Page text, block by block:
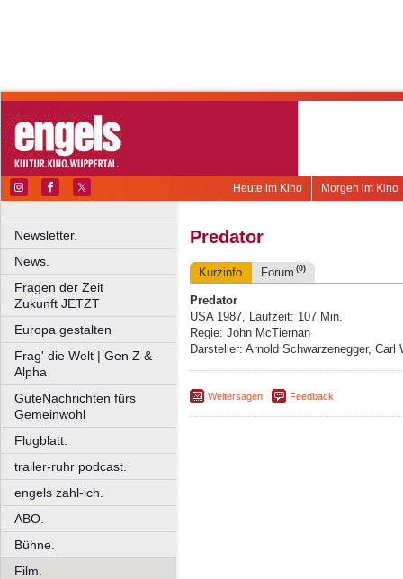
Morgen im Kino
Heute im Kino
Newsletter.
News.
Fragen der Zeit
Zukunft JETZT
Europa gestalten
Frag' die Welt | Gen Z &
Alpha
GuteNachrichten fürs
Gemeinwohl
Flugblatt.
trailer-ruhr podcast.
engels zahl-ich.
ABO.
Bühne.
Film.
Predator
Kurzinfo Forum (0)
Predator
USA 1987, Laufzeit: 107 Min.
Regie: John McTiernan
Darsteller: Arnold Schwarzenegger, Carl
Weitersagen Feedback